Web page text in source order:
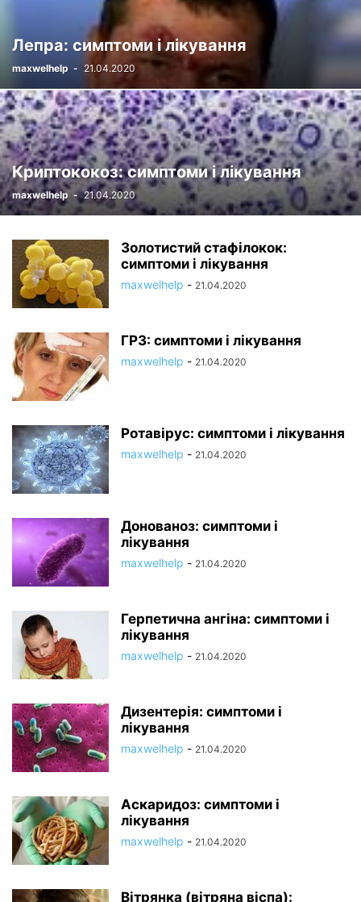
Лепра: симптоми і лікування
maxwelhelp - 21.04.2020
Криптококоз: симптоми і лікування
maxwelhelp - 21.04.2020
Золотистий стафілокок:
симптоми і лікування
maxwelhelp - 21.04.2020
ГРЗ: симптоми і лікування
maxwelhelp - 21.04.2020
Ротавірус: симптоми і лікування
maxwelhelp - 21.04.2020
Донованоз: симптоми і
лікування
maxwelhelp - 21.04.2020
Герпетична ангіна: симптоми і
лікування
maxwelhelp - 21.04.2020
Дизентерія: симптоми і
лікування
maxwelhelp - 21.04.2020
Аскаридоз: симптоми і
лікування
maxwelhelp - 21.04.2020
Вітрянка (вітряна віспа):